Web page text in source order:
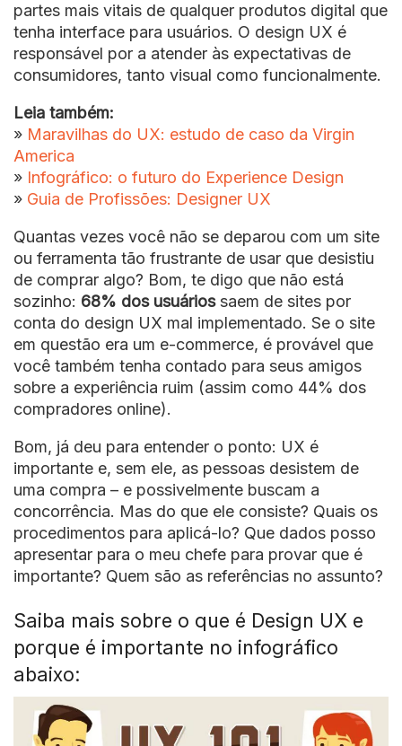
partes mais vitais de qualquer produtos digital que
tenha interface para usuários. O design UX é
responsável por a atender às expectativas de
consumidores, tanto visual como funcionalmente.
Leia também:
» Maravilhas do UX: estudo de caso da Virgin
America
» Infográfico: o futuro do Experience Design
» Guia de Profissões: Designer UX
Quantas vezes você não se deparou com um site
ou ferramenta tão frustrante de usar que desistiu
de comprar algo? Bom, te digo que não está
sozinho: 68% dos usuáriossaem de sites por
conta do design UX mal implementado. Se o site
em questão era um e-commerce, é provável que
você também tenha contado para seus amigos
sobre a experiência ruim (assim como 44% dos
compradores online).
Bom, já deu para entender o ponto: UX é
importante e, sem ele, as pessoas desistem de
uma compra – e possivelmente buscam a
concorrência. Mas do que ele consiste? Quais os
procedimentos para aplicá-lo? Que dados posso
apresentar para o meu chefe para provar que é
importante? Quem são as referências no assunto?
Saiba mais sobre o que é Design UX e
porque é importante no infográfico
abaixo: